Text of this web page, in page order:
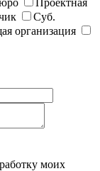
Суб.
организация
моих